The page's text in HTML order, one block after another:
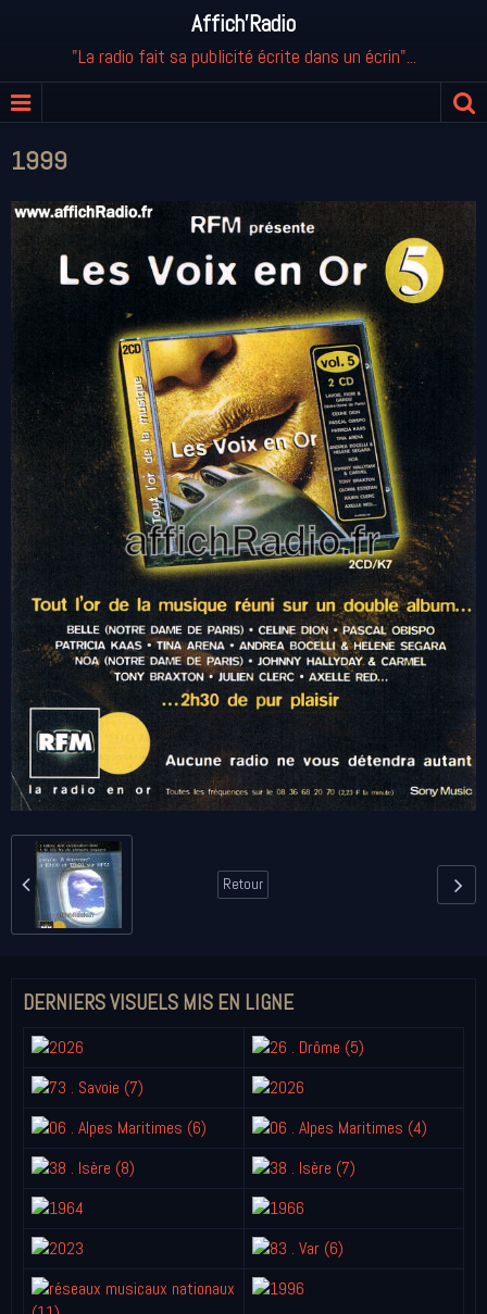
Affich'Radio
"La radio fait sa publicité écrite dans un écrin"...
1999
Retour
DERNIERS VISUELS MIS EN LIGNE